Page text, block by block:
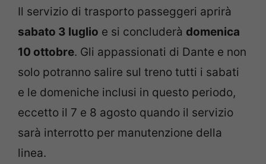
Il servizio di trasporto passeggeri aprirà
sabato 3 luglio e si concluderà domenica
10 ottobre. Gli appassionati di Dante e non
solo potranno salire sul treno tutti i sabati
e le domeniche inclusi in questo periodo,
eccetto il 7 e 8 agosto quando il servizio
sarà interrotto per manutenzione della
linea.